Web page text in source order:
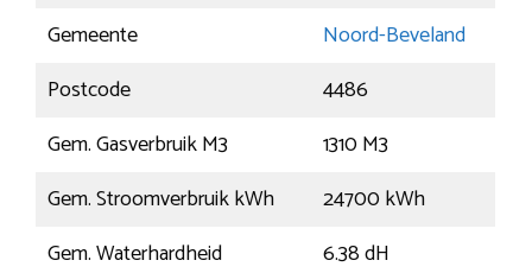
Gemeente
Noord-Beveland
Postcode
4486
Gem. Gasverbruik M3
1310 M3
Gem. Stroomverbruik kWh
24700 kWh
Gem. Waterhardheid
6.38 dH